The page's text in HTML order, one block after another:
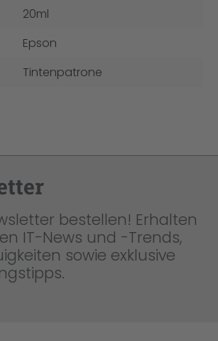
20ml
Epson
Tintenpatrone
bestellen! Erhalten
IT-News und -Trends,
sowie exklusive